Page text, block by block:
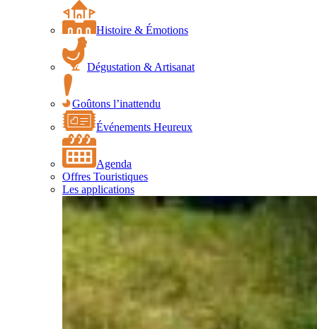
Histoire & Émotions
Dégustation & Artisanat
Goûtons l’inattendu
Événements Heureux
Agenda
Offres Touristiques
Les applications